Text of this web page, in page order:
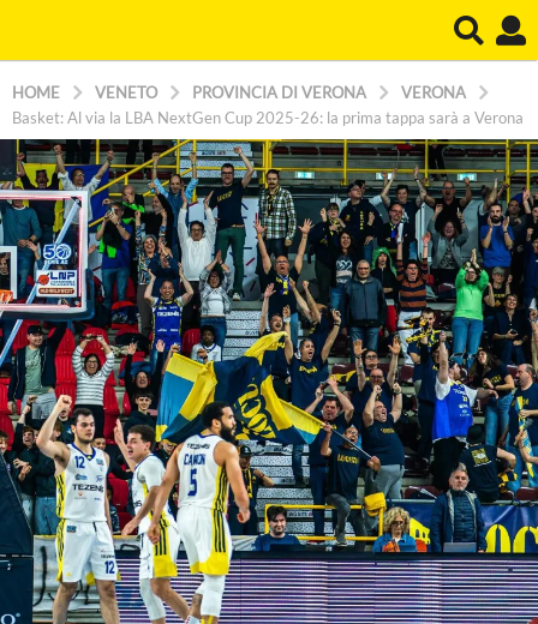
HOME VENETO PROVINCIA DI VERONA
VERONA
Basket: Al via la LBA NextGen Cup 2025-26: la prima tappa sarà a Verona